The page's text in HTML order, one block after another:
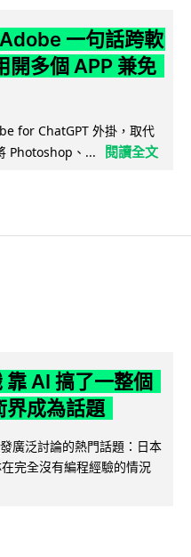
一句話跨軟
開多個 APP 兼免
for ChatGPT 外掛，取代
Photoshop、...
閱讀全文
靠 AI 搞了一整個
界成為話題
廣泛討論的熱門話題：日本
完全沒有編程經驗的情況